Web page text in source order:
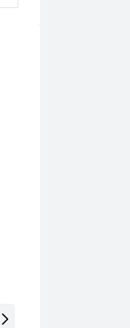
Con Llave Arnik